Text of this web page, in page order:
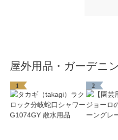
屋外用品・ガーデニ
1 2